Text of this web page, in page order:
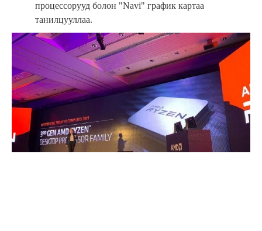
процессорууд болон "Navi" график картаа
танилцууллаа.